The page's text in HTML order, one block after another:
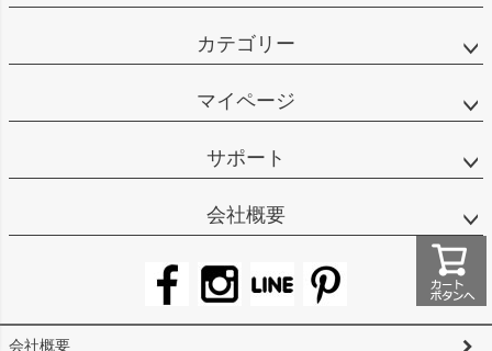
カテゴリー
マイページ
サポート
会社概要
会社概要